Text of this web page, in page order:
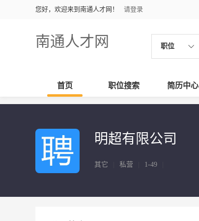
您好，欢迎来到南通人才网！ 请登录
南通人才网 职位
首页 职位搜索 简历中心
明超有限公司
其它 私营 1-49